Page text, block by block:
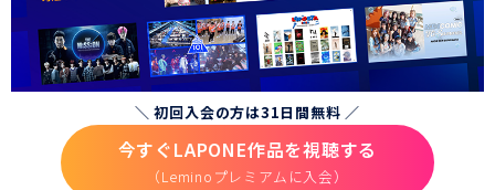
＼ 初回入会の方は31日間無料 ／
今すぐLAPONE作品を視聴する
（Leminoプレミアムに入会）